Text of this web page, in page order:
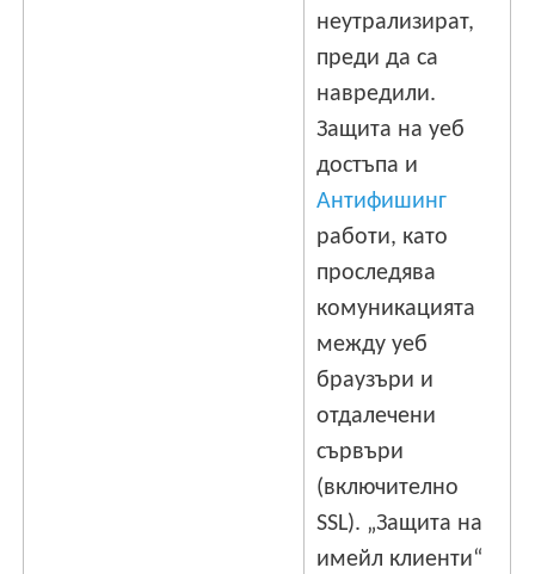
неутрализират,
преди да са
навредили.
Защита на уеб
достъпа и
Антифишинг
работи, като
проследява
комуникацията
между уеб
браузъри и
отдалечени
сървъри
(включително
SSL). „Защита на
имейл клиенти“